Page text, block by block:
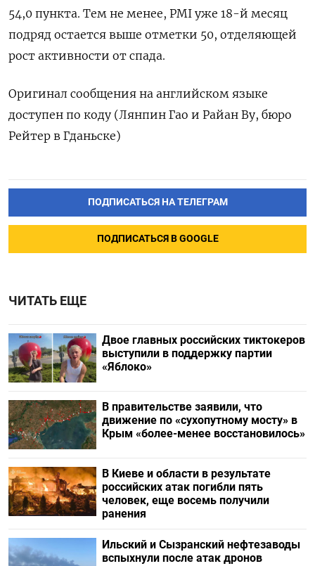
54,0 пункта. Тем не менее, PMI уже 18-й месяц
подряд остается выше отметки 50, отделяющей
рост активности от спада.
Оригинал сообщения на английском языке
доступен по коду (Лянпин Гао и Райан Ву, бюро
Рейтер в Гданьске)
ПОДПИСАТЬСЯ НА ТЕЛЕГРАМ
ПОДПИСАТЬСЯ В GOOGLE
ЧИТАТЬ ЕЩЕ
Двое главных российских тиктокеров
выступили в поддержку партии
«Яблоко»
В правительстве заявили, что
движение по «сухопутному мосту» в
Крым «более-менее восстановилось»
В Киеве и области в результате
российских атак погибли пять
человек, еще восемь получили
ранения
Ильский и Сызранский нефтезаводы
вспыхнули после атак дронов